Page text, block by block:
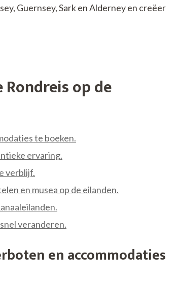
Guernsey, Sark en Alderney en creëer
op de
te boeken.
ervaring.
verblijf.
en musea op de eilanden.
veranderen.
en accommodaties